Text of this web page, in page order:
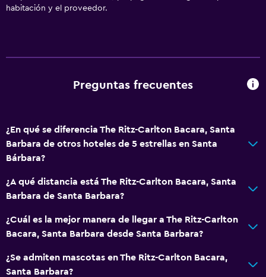
habitación y el proveedor.
Preguntas frecuentes
¿En qué se diferencia The Ritz-Carlton Bacara, Santa
Barbara de otros hoteles de 5 estrellas en Santa
Bárbara?
¿A qué distancia está The Ritz-Carlton Bacara, Santa
Barbara de Santa Barbara?
¿Cuál es la mejor manera de llegar a The Ritz-Carlton
Bacara, Santa Barbara desde Santa Barbara?
¿Se admiten mascotas en The Ritz-Carlton Bacara,
Santa Barbara?